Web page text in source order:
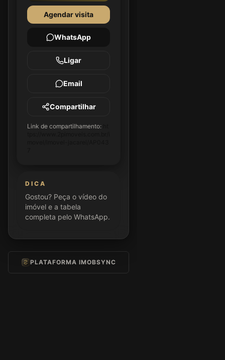
Agendar visita
WhatsApp
Ligar
Email
Compartilhar
Link de compartilhamento:
DICA
Gostou? Peça o vídeo do
imóvel e a tabela
completa pelo WhatsApp.
PLATAFORMA IMOBSYNC